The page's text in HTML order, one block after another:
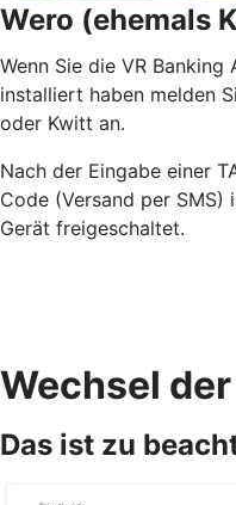
Wero (ehemals
Wenn Sie die VR
installiert haben melden
oder Kwitt an.
Nach der Eingabe einer
Code (Versand per
Gerät freigeschaltet.
Wechsel
Das ist zu